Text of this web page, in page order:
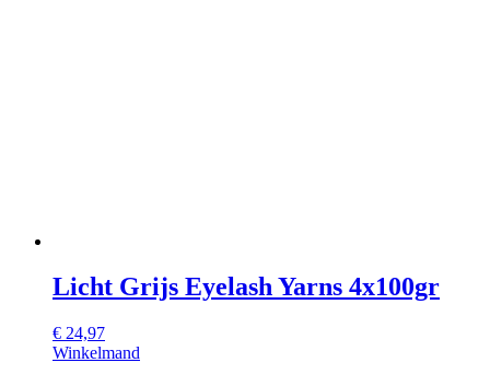
Licht Grijs Eyelash Yarns 4x100gr
€ 24,97
Winkelmand